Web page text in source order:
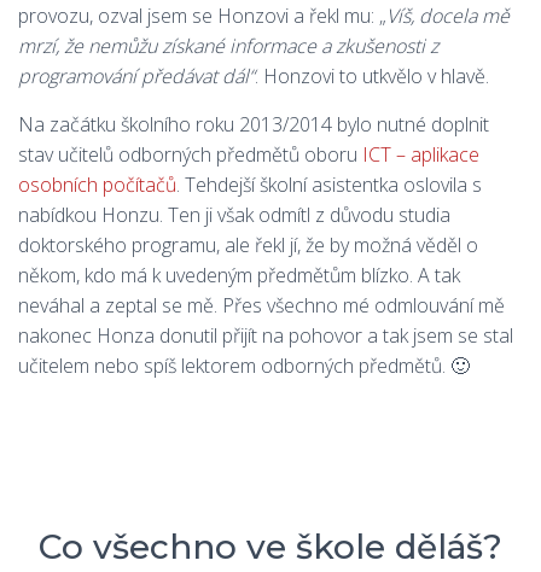
provozu, ozval jsem se Honzovi a řekl mu: „Víš, docela mě
mrzí, že nemůžu získané informace a zkušenosti z
programování předávat dál“. Honzovi to utkvělo v hlavě.
Na začátku školního roku 2013/2014 bylo nutné doplnit
stav učitelů odborných předmětů oboru ICT – aplikace
osobních počítačů. Tehdejší školní asistentka oslovila s
nabídkou Honzu. Ten ji však odmítl z důvodu studia
doktorského programu, ale řekl jí, že by možná věděl o
někom, kdo má k uvedeným předmětům blízko. A tak
neváhal a zeptal se mě. Přes všechno mé odmlouvání mě
nakonec Honza donutil přijít na pohovor a tak jsem se stal
učitelem nebo spíš lektorem odborných předmětů. 🙂
Co všechno ve škole děláš?